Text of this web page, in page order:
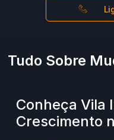
Tudo Sobre
Conheça Vila
Crescimento